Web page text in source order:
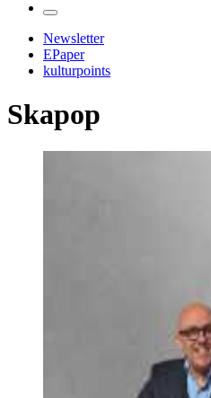
Newsletter
EPaper
kulturpoints
Skapop